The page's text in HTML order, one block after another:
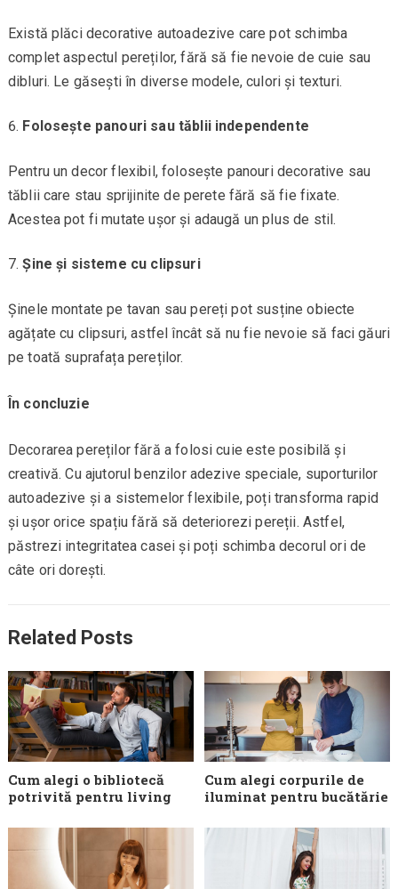
Există plăci decorative autoadezive care pot schimba
complet aspectul pereților, fără să fie nevoie de cuie sau
dibluri. Le găsești în diverse modele, culori și texturi.
Folosește panouri sau tăblii independente
Pentru un decor flexibil, folosește panouri decorative sau
tăblii care stau sprijinite de perete fără să fie fixate.
Acestea pot fi mutate ușor și adaugă un plus de stil.
Șine și sisteme cu clipsuri
Șinele montate pe tavan sau pereți pot susține obiecte
agățate cu clipsuri, astfel încât să nu fie nevoie să faci găuri
pe toată suprafața pereților.
În concluzie
Decorarea pereților fără a folosi cuie este posibilă și
creativă. Cu ajutorul benzilor adezive speciale, suporturilor
autoadezive și a sistemelor flexibile, poți transforma rapid
și ușor orice spațiu fără să deteriorezi pereții. Astfel,
păstrezi integritatea casei și poți schimba decorul ori de
câte ori dorești.
Related Posts
Cum alegi o bibliotecă
potrivită pentru living
Cum alegi corpurile de
iluminat pentru bucătărie